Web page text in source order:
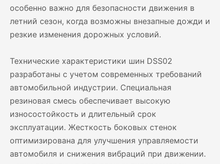
особенно важно для безопасности движения в
летний сезон, когда возможны внезапные дожди и
резкие изменения дорожных условий.
Технические характеристики шин DSS02
разработаны с учетом современных требований
автомобильной индустрии. Специальная
резиновая смесь обеспечивает высокую
износостойкость и длительный срок
эксплуатации. Жесткость боковых стенок
оптимизирована для улучшения управляемости
автомобиля и снижения вибраций при движении.